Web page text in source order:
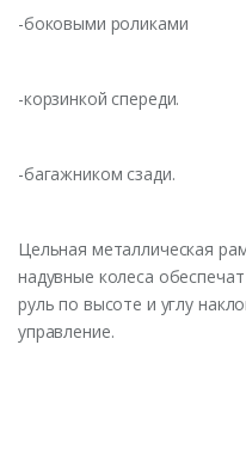
-боковыми роликами
-корзинкой спереди.
-багажником сзади.
Цельная металлическая
надувные колеса
руль по высоте и углу
управление.